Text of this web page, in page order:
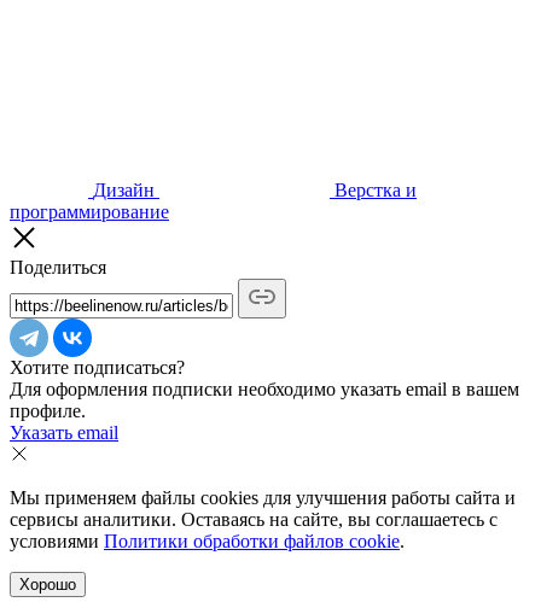
Дизайн
Верстка и
программирование
Поделиться
Хотите подписаться?
Для оформления подписки необходимо указать email в вашем
профиле.
Указать email
Мы применяем файлы cookies для улучшения работы сайта и
сервисы аналитики. Оставаясь на сайте, вы соглашаетесь с
условиями Политики обработки файлов cookie.
Хорошо